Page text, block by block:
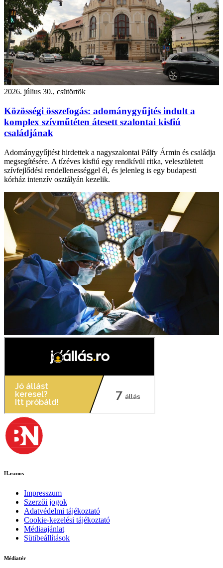
2026. július 30., csütörtök
Közösségi összefogás: adománygyűjtés indult a
komplex szívműtéten átesett szalontai kisfiú
családjának
Adománygyűjtést hirdettek a nagyszalontai Pálfy Ármin és családja
megsegítésére. A tízéves kisfiú egy rendkívül ritka, veleszületett
szívfejlődési rendellenességgel él, és jelenleg is egy budapesti
kórház intenzív osztályán kezelik.
Hasznos
Impresszum
Szerzői jogok
Adatvédelmi tájékoztató
Cookie-kezelési tájékoztató
Médiaajánlat
Sütibeállítások
Médiatér